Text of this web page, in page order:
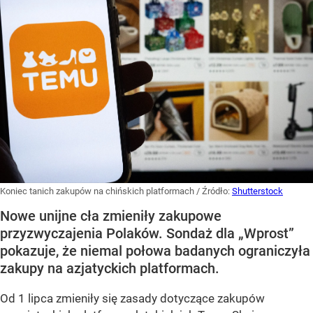
Koniec tanich zakupów na chińskich platformach / Źródło: Shutterstock
Nowe unijne cła zmieniły zakupowe
przyzwyczajenia Polaków. Sondaż dla „Wprost”
pokazuje, że niemal połowa badanych ograniczyła
zakupy na azjatyckich platformach.
Od 1 lipca zmieniły się zasady dotyczące zakupów